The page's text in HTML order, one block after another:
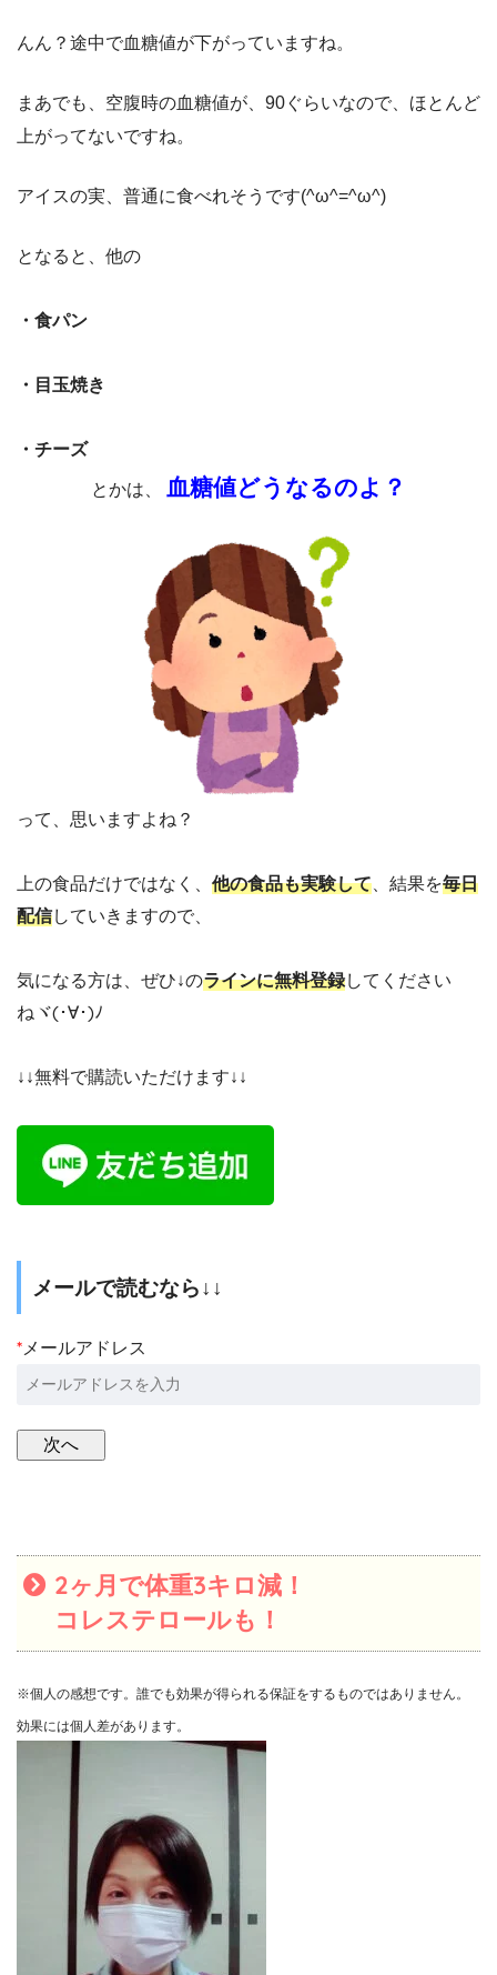
んん？途中で血糖値が下がっていますね。
まあでも、空腹時の血糖値が、90ぐらいなので、ほとんど
上がってないですね。
アイスの実、普通に食べれそうです(^ω^=^ω^)
となると、他の
・食パン
・目玉焼き
・チーズ
とかは、 血糖値どうなるのよ？
って、思いますよね？
上の食品だけではなく、 他の食品も実験して 、結果を毎日
配信していきますので、
気になる方は、ぜひ↓のラインに無料登録してください
ねヾ(･∀･)ﾉ
↓↓無料で購読いただけます↓↓
メールで読むなら↓↓
* メールアドレス
2ヶ月で体重3キロ減！
コレステロールも！
※個人の感想です。誰でも効果が得られる保証をするものではありません。
効果には個人差があります。